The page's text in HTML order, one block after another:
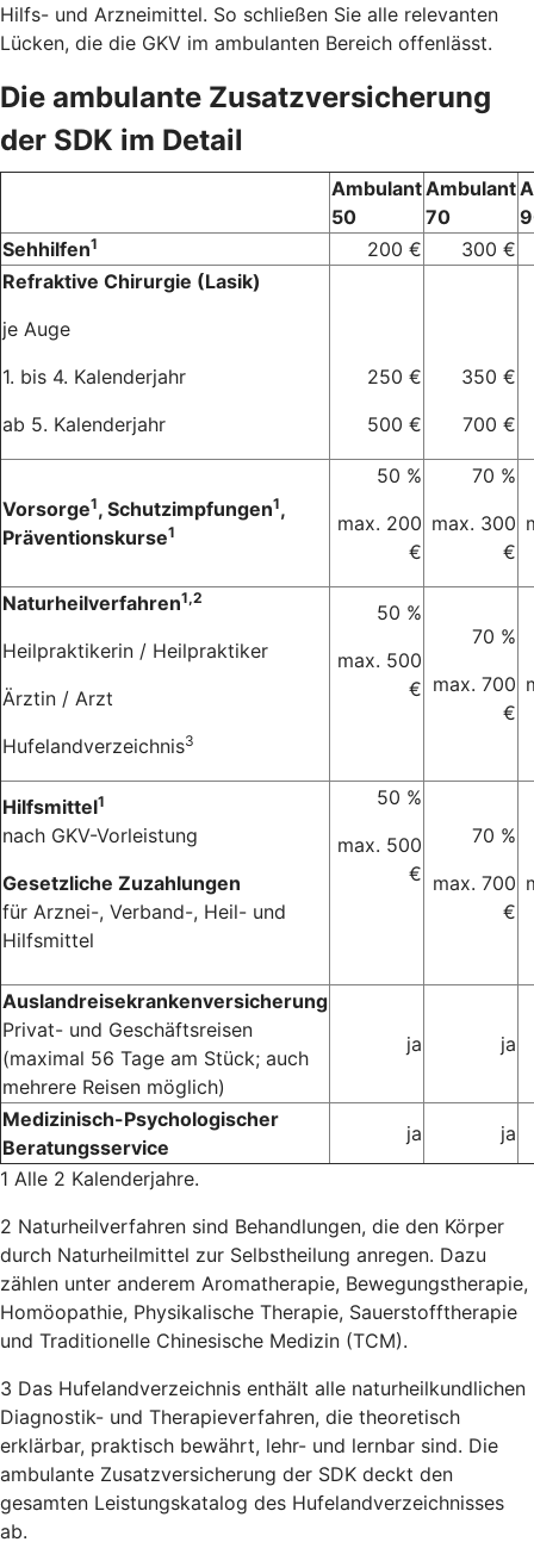
Hilfs- und Arzneimittel. So schließen Sie alle relevanten
Lücken, die die GKV im ambulanten Bereich offenlässt.
Die ambulante Zusatzversicherung
der SDK im Detail
Ambulant
50
Ambulant
70
Sehhilfen1 200 €
300 €
Refraktive Chirurgie (Lasik)
je Auge
1. bis 4. Kalenderjahr
ab 5. Kalenderjahr
250 €
500 €
350 €
700 €
Vorsorge1, Schutzimpfungen1,
Präventionskurse1
50 %
max. 200
€
70 %
max. 300
€
Naturheilverfahren1,2
Heilpraktikerin / Heilpraktiker
Ärztin / Arzt
Hufelandverzeichnis3
50 %
max. 500
€
70 %
max. 700
€
Hilfsmittel1
nach GKV-Vorleistung
Gesetzliche Zuzahlungen
für Arznei-, Verband-, Heil- und
Hilfsmittel
50 %
max. 500
€
70 %
max. 700
€
Auslandreisekrankenversicherung
Privat- und Geschäftsreisen
(maximal 56 Tage am Stück; auch
mehrere Reisen möglich)
ja ja
Medizinisch-Psychologischer
Beratungsservice
ja
ja
1 Alle 2 Kalenderjahre.
2 Naturheilverfahren sind Behandlungen, die den Körper
durch Naturheilmittel zur Selbstheilung anregen. Dazu
zählen unter anderem Aromatherapie, Bewegungstherapie,
Homöopathie, Physikalische Therapie, Sauerstofftherapie
und Traditionelle Chinesische Medizin (TCM).
3 Das Hufelandverzeichnis enthält alle naturheilkundlichen
Diagnostik- und Therapieverfahren, die theoretisch
erklärbar, praktisch bewährt, lehr- und lernbar sind. Die
ambulante Zusatzversicherung der SDK deckt den
gesamten Leistungskatalog des Hufelandverzeichnisses
ab.